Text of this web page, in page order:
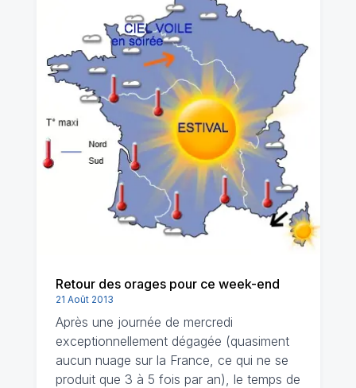
Retour des orages pour ce week-end
21 Août 2013
Après une journée de mercredi
exceptionnellement dégagée (quasiment
aucun nuage sur la France, ce qui ne se
produit que 3 à 5 fois par an), le temps de